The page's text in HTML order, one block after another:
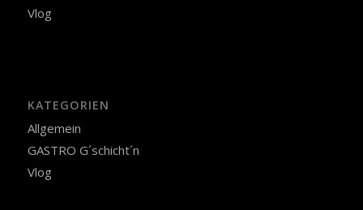
Vlog
KATEGORIEN
Allgemein
GASTRO G´schicht´n
Vlog